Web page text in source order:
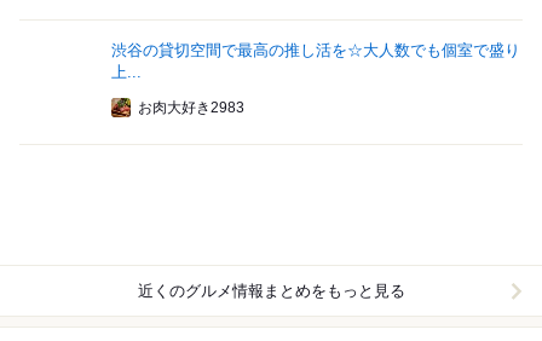
渋谷の貸切空間で最高の推し活を☆大人数でも個室で盛り
上...
お肉大好き2983
近くのグルメ情報まとめをもっと見る